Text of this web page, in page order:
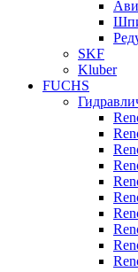
SKF
Kluber
FUCHS